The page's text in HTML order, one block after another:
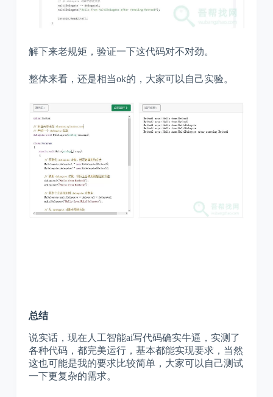
解下来老规矩，验证一下这代码对不对劲。
整体来看，还是相当ok的，大家可以自己实验。
总结
说实话，现在人工智能ai写代码确实牛逼，实测了
各种代码，都完美运行，基本都能实现要求，当然
这也可能是我的要求比较简单，大家可以自己测试
一下更复杂的需求。